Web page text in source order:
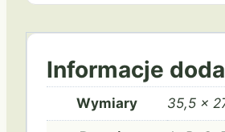
Informacje
Wymiary 35,5 ×